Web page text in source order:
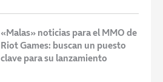
«Malas» noticias para el MMO de
Riot Games: buscan un puesto
clave para su lanzamiento